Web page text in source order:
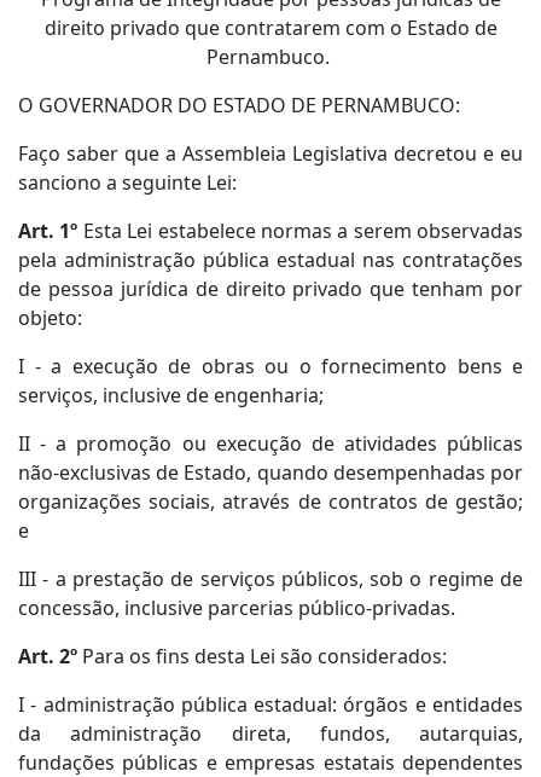
direito privado que contratarem com o Estado de
Pernambuco.
O GOVERNADOR DO ESTADO DE PERNAMBUCO:
Faço saber que a Assembleia Legislativa decretou e eu
sanciono a seguinte Lei:
Art. 1º Esta Lei estabelece normas a serem observadas
pela administração pública estadual nas contratações
de pessoa jurídica de direito privado que tenham por
objeto:
I - a execução de obras ou o fornecimento bens e
serviços, inclusive de engenharia;
II - a promoção ou execução de atividades públicas
não-exclusivas de Estado, quando desempenhadas por
organizações sociais, através de contratos de gestão;
e
III - a prestação de serviços públicos, sob o regime de
concessão, inclusive parcerias público-privadas.
Art. 2º Para os fins desta Lei são considerados:
I - administração pública estadual: órgãos e entidades
da administração direta, fundos, autarquias,
fundações públicas e empresas estatais dependentes